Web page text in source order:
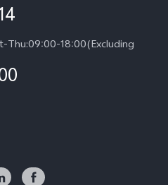
Thu:09:00-18:00(Excluding